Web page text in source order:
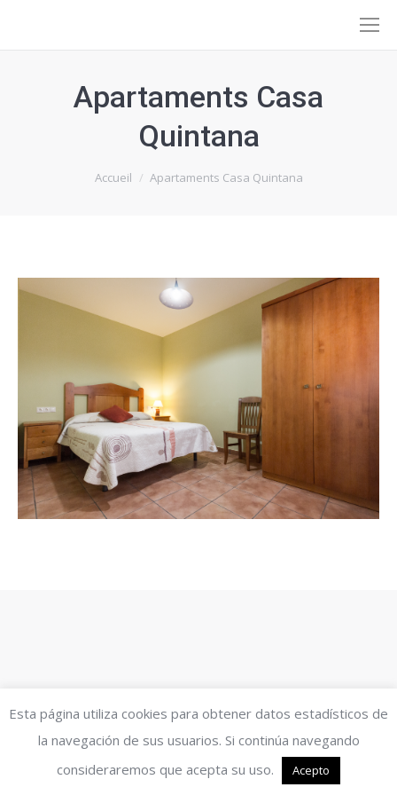
Apartaments Casa
Quintana
Vous êtes ici :Accueil Apartaments Casa Quintana
Esta página utiliza cookies para obtener datos estadísticos de
la navegación de sus usuarios. Si continúa navegando
consideraremos que acepta su uso.
Acepto